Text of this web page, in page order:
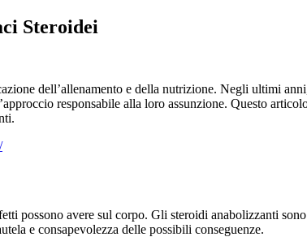
Steroidei
dell’allenamento e della nutrizione. Negli ultimi
responsabile alla loro assunzione. Questo
possono avere sul corpo. Gli steroidi anabolizzanti
e consapevolezza delle possibili conseguenze.